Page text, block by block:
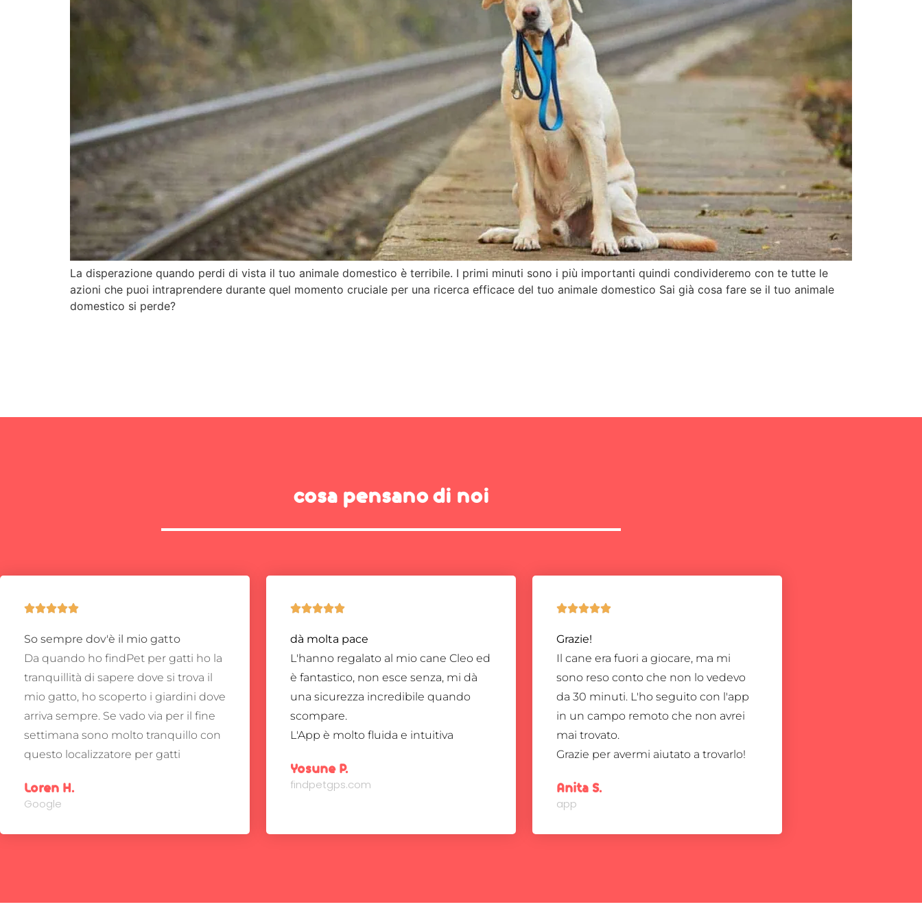
La disperazione quando perdi di vista il tuo animale domestico è terribile. I primi minuti sono i più importanti quindi condivideremo con te tutte le
azioni che puoi intraprendere durante quel momento cruciale per una ricerca efficace del tuo animale domestico Sai già cosa fare se il tuo animale
domestico si perde?
cosa pensano di noi

So sempre dov'è il mio gatto
Da quando ho findPet per gatti ho la
tranquillità di sapere dove si trova il
mio gatto, ho scoperto i giardini dove
arriva sempre. Se vado via per il fine
settimana sono molto tranquillo con
questo localizzatore per gatti
Loren H.
Google

dà molta pace
L'hanno regalato al mio cane Cleo ed
è fantastico, non esce senza, mi dà
una sicurezza incredibile quando
scompare.
L'App è molto fluida e intuitiva
Yosune P.
findpetgps.com

Grazie!
Il cane era fuori a giocare, ma mi
sono reso conto che non lo vedevo
da 30 minuti. L'ho seguito con l'app
in un campo remoto che non avrei
mai trovato.
Grazie per avermi aiutato a trovarlo!
Anita S.
app